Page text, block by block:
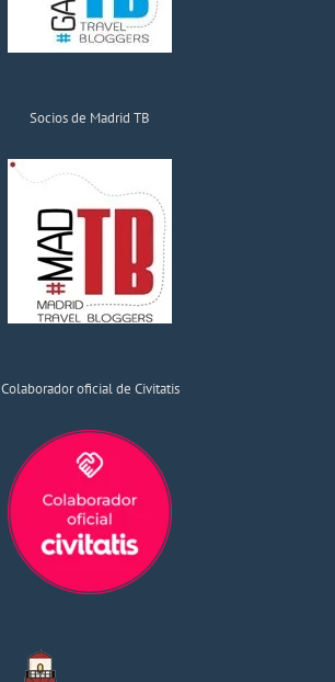
Socios de Madrid TB
Colaborador oficial de Civitatis